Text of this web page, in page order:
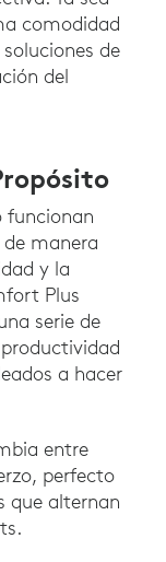
comodidad
de
del
funcionan
manera
y la
Plus
serie de
a hacer
entre
perfecto
que alternan